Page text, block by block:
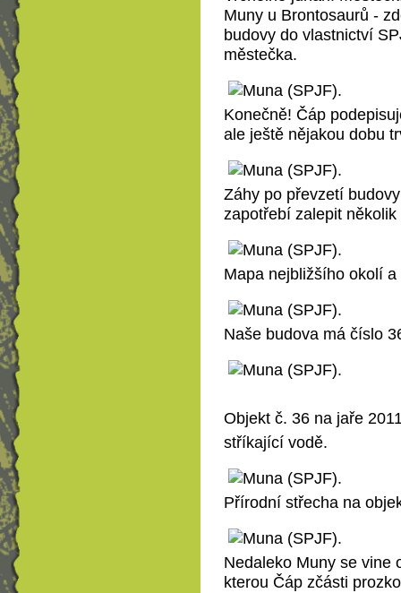
Muny u Brontosaurů -
budovy do vlastnictví
městečka.
Konečně! Čáp
ale ještě nějakou dobu
Záhy po převzetí
zapotřebí zalepit
Mapa nejbližšího okolí
Naše budova má číslo
Objekt č. 36 na jaře
stříkající vodě.
Přírodní střecha na
Nedaleko Muny se vine
kterou Čáp zčásti